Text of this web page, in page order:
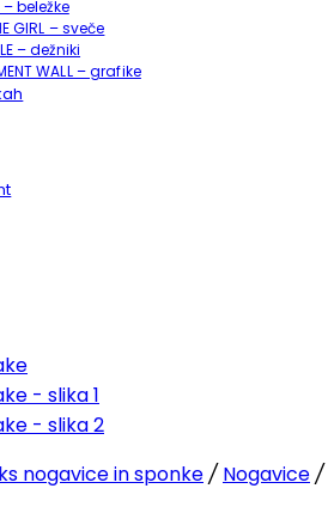
– beležke
GIRL – sveče
– dežniki
WALL – grafike
nogavice in sponke/ Nogavice/